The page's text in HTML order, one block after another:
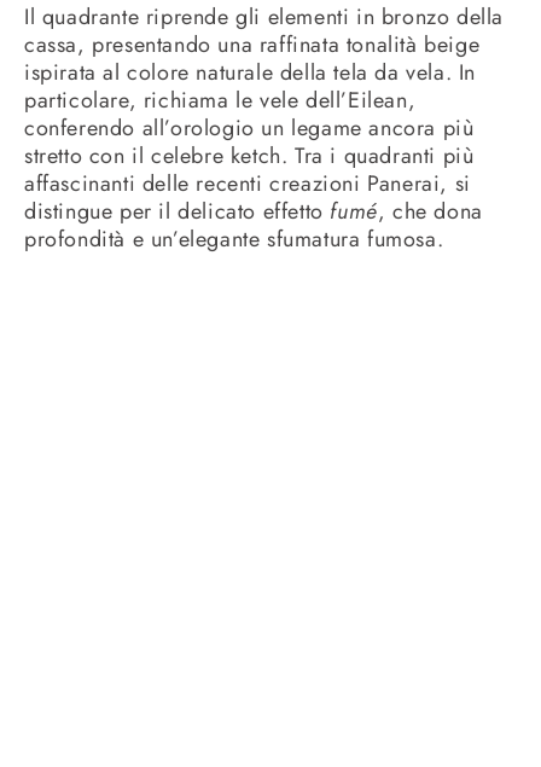
Il quadrante riprende gli elementi in bronzo della
cassa, presentando una raffinata tonalità beige
ispirata al colore naturale della tela da vela. In
particolare, richiama le vele dell’Eilean,
conferendo all’orologio un legame ancora più
stretto con il celebre ketch. Tra i quadranti più
affascinanti delle recenti creazioni Panerai, si
distingue per il delicato effetto fumé, che dona
profondità e un’elegante sfumatura fumosa.